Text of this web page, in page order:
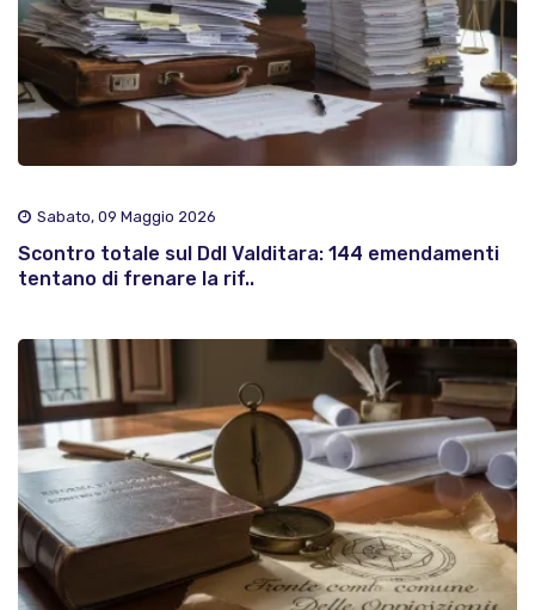
Sabato, 09 Maggio 2026
Scontro totale sul Ddl Valditara: 144 emendamenti
tentano di frenare la rif..